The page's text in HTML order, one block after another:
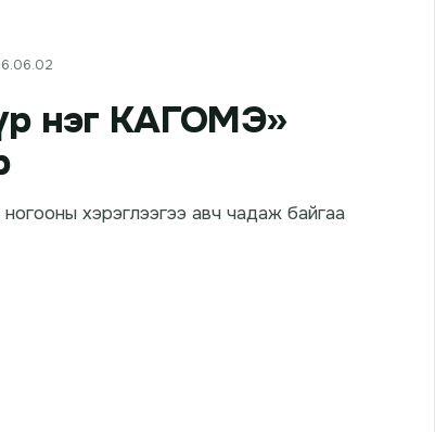
нэг КАГОМЭ»
хэрэглээгээ авч чадаж байгаа